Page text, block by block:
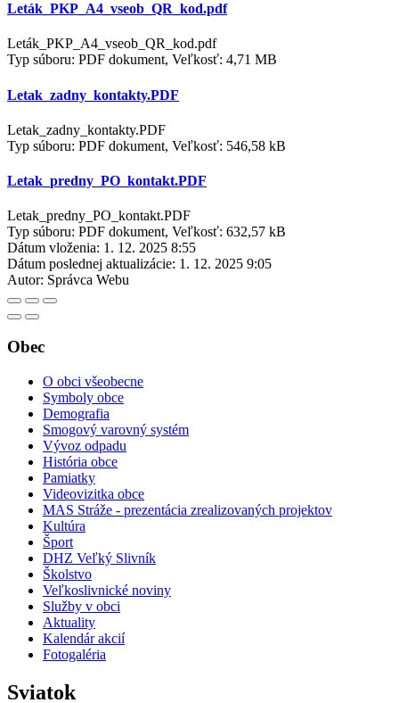
Leták_PKP_A4_vseob_QR_kod.pdf
Leták_PKP_A4_vseob_QR_kod.pdf
Typ súboru: PDF dokument, Veľkosť: 4,71 MB
Letak_zadny_kontakty.PDF
Letak_zadny_kontakty.PDF
Typ súboru: PDF dokument, Veľkosť: 546,58 kB
Letak_predny_PO_kontakt.PDF
Letak_predny_PO_kontakt.PDF
Typ súboru: PDF dokument, Veľkosť: 632,57 kB
Dátum vloženia: 1. 12. 2025 8:55
Dátum poslednej aktualizácie: 1. 12. 2025 9:05
Autor: Správca Webu
Obec
O obci všeobecne
Symboly obce
Demografia
Smogový varovný systém
Vývoz odpadu
História obce
Pamiatky
Videovizitka obce
MAS Stráže - prezentácia zrealizovaných projektov
Kultúra
Šport
DHZ Veľký Slivník
Školstvo
Veľkoslivnické noviny
Služby v obci
Aktuality
Kalendár akcií
Fotogaléria
Sviatok